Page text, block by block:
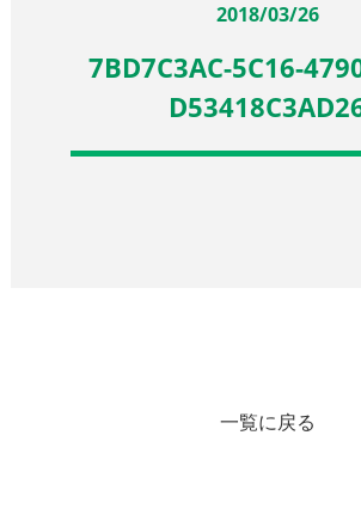
2018/03/26
7BD7C3AC-5C16-
一覧に戻る